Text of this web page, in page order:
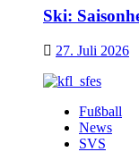
Ski:
27. Juli 2026
Fußball
News
SVS